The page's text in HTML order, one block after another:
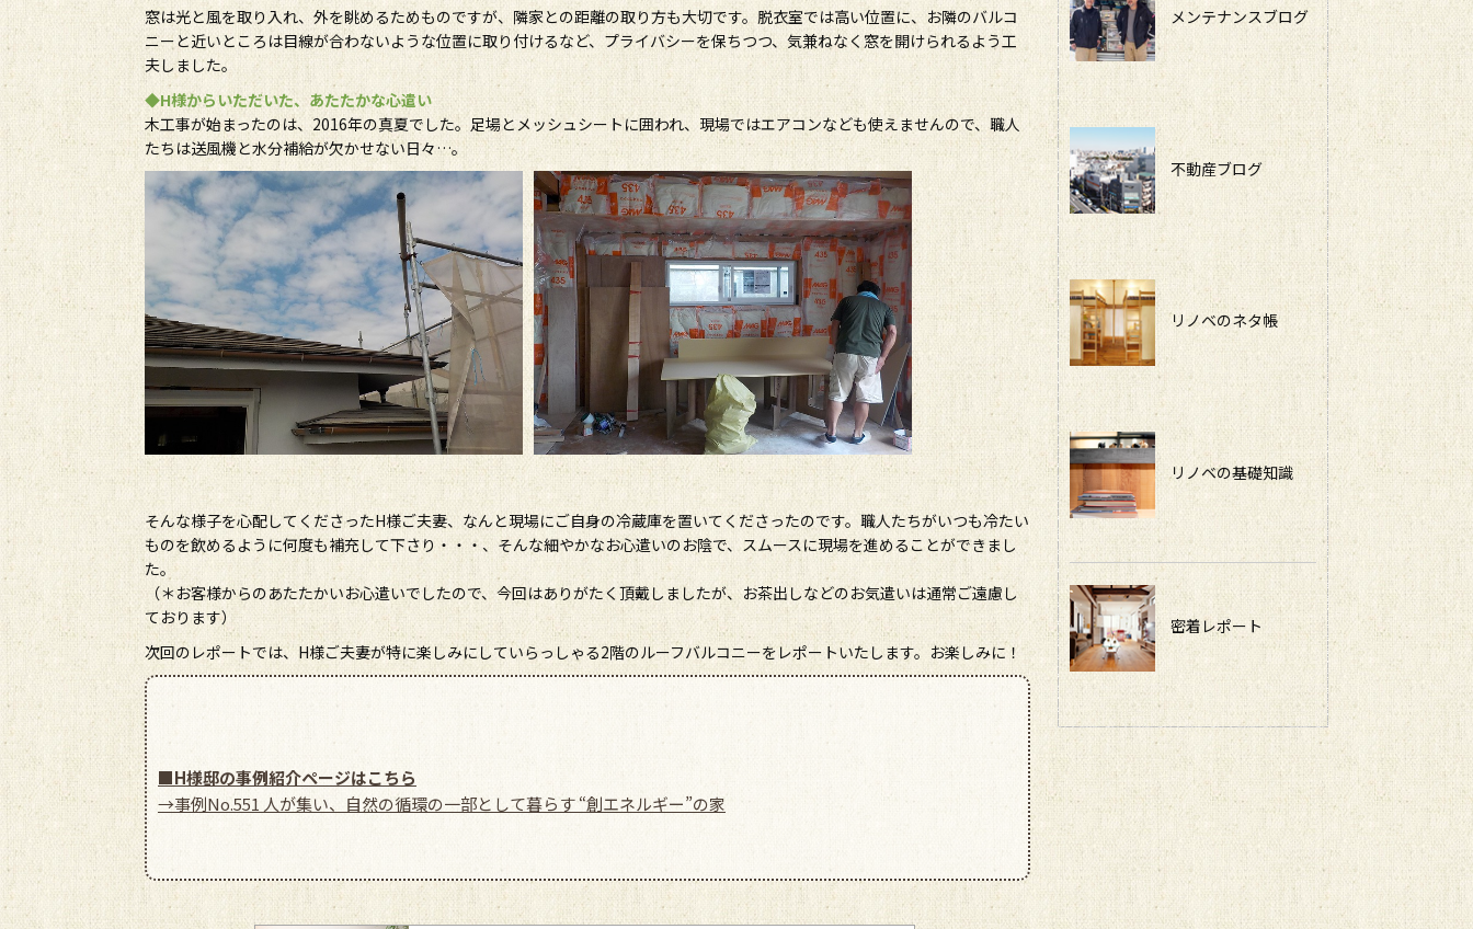
窓は光と風を取り入れ、外を眺めるためものですが、隣家との距離の取り方も大切です。脱衣室では高い位置に、お隣のバルコ
ニーと近いところは目線が合わないような位置に取り付けるなど、プライバシーを保ちつつ、気兼ねなく窓を開けられるよう工
夫しました。
◆H様からいただいた、あたたかな心遣い
木工事が始まったのは、2016年の真夏でした。足場とメッシュシートに囲われ、現場ではエアコンなども使えませんので、職人
たちは送風機と水分補給が欠かせない日々…。
そんな様子を心配してくださったH様ご夫妻、なんと現場にご自身の冷蔵庫を置いてくださったのです。職人たちがいつも冷たい
ものを飲めるように何度も補充して下さり・・・、そんな細やかなお心遣いのお陰で、スムースに現場を進めることができまし
た。
（＊お客様からのあたたかいお心遣いでしたので、今回はありがたく頂戴しましたが、お茶出しなどのお気遣いは通常ご遠慮し
ております）
次回のレポートでは、H様ご夫妻が特に楽しみにしていらっしゃる2階のルーフバルコニーをレポートいたします。お楽しみに！
■H様邸の事例紹介ページはこちら
→事例No.551 人が集い、自然の循環の一部として暮らす “創エネルギー”の家
メンテナンスブログ
不動産ブログ
リノベのネタ帳
リノベの基礎知識
密着レポート